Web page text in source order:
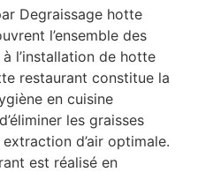
Degraissage hotte
l’ensemble des
l’installation de hotte
restaurant constitue la
en cuisine
les graisses
d’air optimale.
est réalisé en